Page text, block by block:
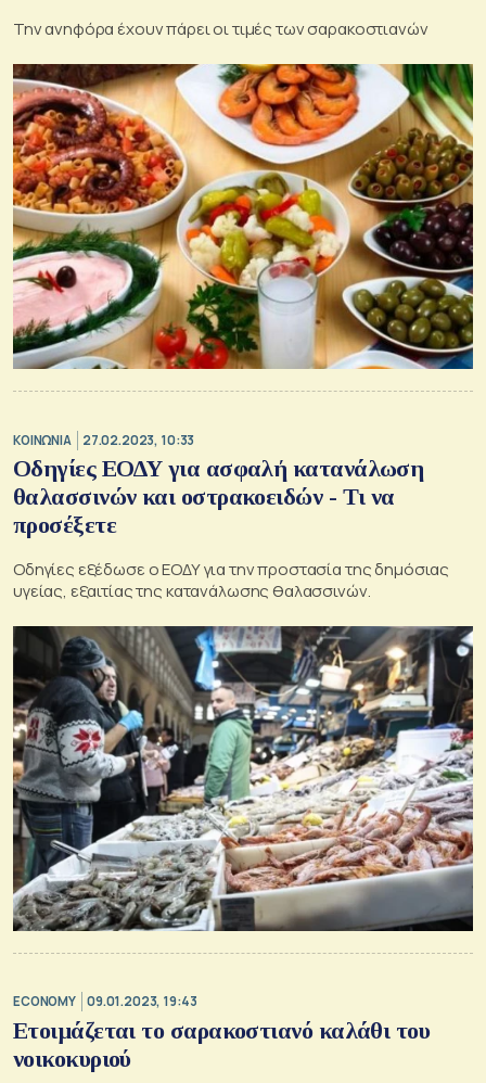
Την ανηφόρα έχουν πάρει οι τιμές των σαρακοστιανών
ΚΟΙΝΩΝΙΑ 27.02.2023, 10:33
Οδηγίες ΕΟΔΥ για ασφαλή κατανάλωση
θαλασσινών και οστρακοειδών - Τι να
προσέξετε
Οδηγίες εξέδωσε ο ΕΟΔΥ για την προστασία της δημόσιας
υγείας, εξαιτίας της κατανάλωσης θαλασσινών.
ECONOMY 09.01.2023, 19:43
Ετοιμάζεται το σαρακοστιανό καλάθι του
νοικοκυριού